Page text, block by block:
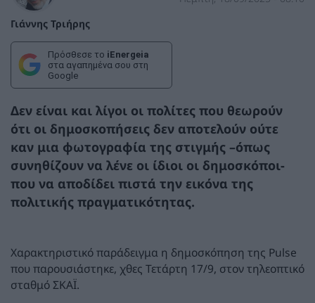
Γιάννης Τριήρης
Πρόσθεσε το iEnergeia
στα αγαπημένα σου στη
Google
Δεν είναι και λίγοι οι πολίτες που θεωρούν
ότι οι δημοσκοπήσεις δεν αποτελούν ούτε
καν μια φωτογραφία της στιγμής –όπως
συνηθίζουν να λένε οι ίδιοι οι δημοσκόποι-
που να αποδίδει πιστά την εικόνα της
πολιτικής πραγματικότητας.
Χαρακτηριστικό παράδειγμα η δημοσκόπηση της Pulse
που παρουσιάστηκε, χθες Τετάρτη 17/9, στον τηλεοπτικό
σταθμό ΣΚΑΪ.